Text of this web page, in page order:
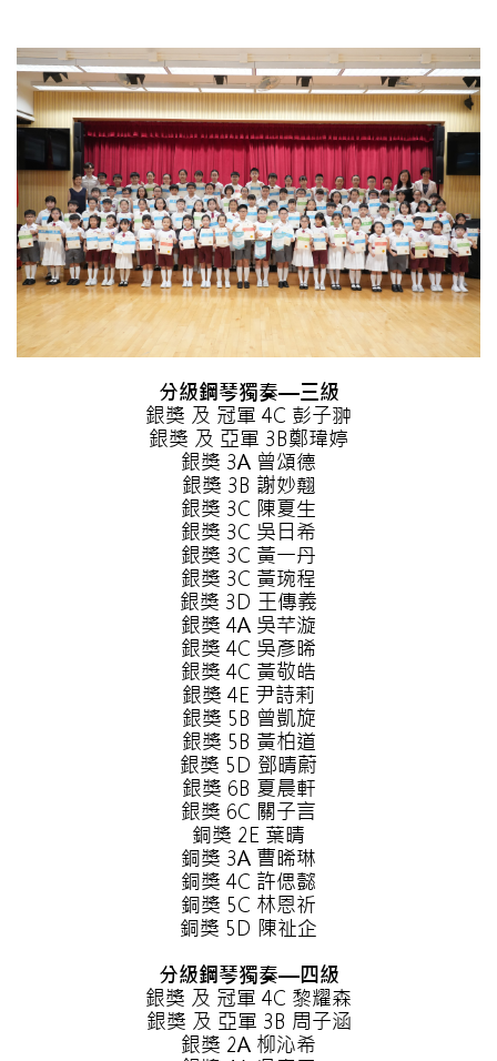
分級鋼琴獨奏—三級
銀獎 及 冠軍 4C 彭子翀
銀獎 及 亞軍 3B鄭瑋婷
銀獎 3A 曾頌德
銀獎 3B 謝妙翹
銀獎 3C 陳夏生
銀獎 3C 吳日希
銀獎 3C 黃一丹
銀獎 3C 黃琬程
銀獎 3D 王傳義
銀獎 4A 吳芊漩
銀獎 4C 吳彥晞
銀獎 4C 黃敬皓
銀獎 4E 尹詩莉
銀獎 5B 曾凱旋
銀獎 5B 黃柏道
銀獎 5D 鄧晴蔚
銀獎 6B 夏晨軒
銀獎 6C 關子言
銅獎 2E 葉晴
銅獎 3A 曹晞琳
銅獎 4C 許偲懿
銅獎 5C 林恩祈
銅獎 5D 陳祉企
分級鋼琴獨奏—四級
銀獎 及 冠軍 4C 黎耀森
銀獎 及 亞軍 3B 周子涵
銀獎 2A 柳沁希